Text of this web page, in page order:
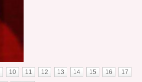
10 11 12 13 14 15 16
17